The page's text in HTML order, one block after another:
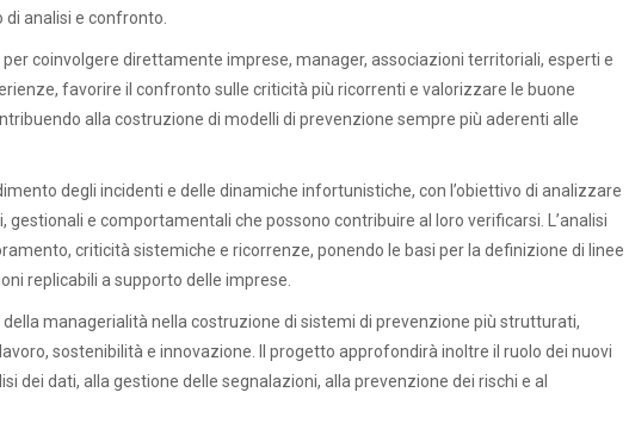
analisi e confronto.
coinvolgere direttamente imprese, manager, associazioni territoriali, esperti e
favorire il confronto sulle criticità più ricorrenti e valorizzare le buone
alla costruzione di modelli di prevenzione sempre più aderenti alle
degli incidenti e delle dinamiche infortunistiche, con l’obiettivo di analizzare
e comportamentali che possono contribuire al loro verificarsi. L’analisi
criticità sistemiche e ricorrenze, ponendo le basi per la definizione di linee
replicabili a supporto delle imprese.
managerialità nella costruzione di sistemi di prevenzione più strutturati,
sostenibilità e innovazione. Il progetto approfondirà inoltre il ruolo dei nuovi
dei dati, alla gestione delle segnalazioni, alla prevenzione dei rischi e al